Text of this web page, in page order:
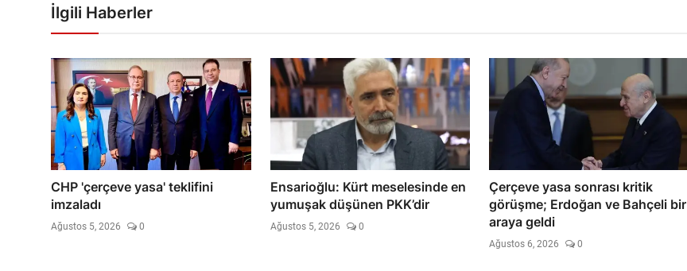
İlgili Haberler
CHP 'çerçeve yasa' teklifini
imzaladı
Ağustos 5, 2026 0
Ensarioğlu: Kürt meselesinde en
yumuşak düşünen PKK’dir
Ağustos 5, 2026 0
Çerçeve yasa sonrası kritik
görüşme; Erdoğan ve Bahçeli bir
araya geldi
Ağustos 6, 2026 0